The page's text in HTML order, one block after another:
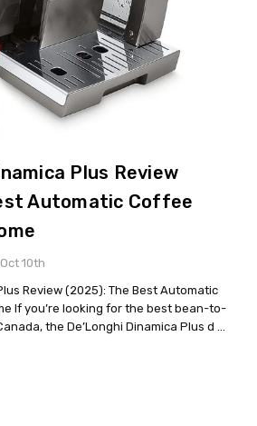
Plus Review
Automatic Coffee
10th
Review (2025): The Best Automatic
If you’re looking for the best bean-to-
the De’Longhi Dinamica Plus d …